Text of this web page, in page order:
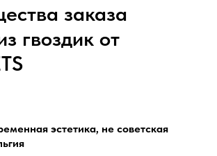
заказа
гвоздик от
эстетика, не советская